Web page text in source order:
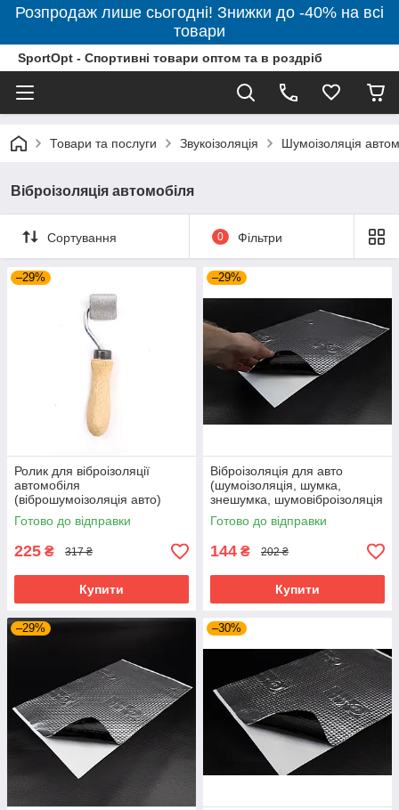
Розпродаж лише сьогодні! Знижки до -40% на всі
товари
SportOpt - Спортивні товари оптом та в роздріб
Товари та послуги Звукоізоляція Шумоізоляція
Віброізоляція автомобіля
Сортування 0 Фільтри
–29%
Ролик для віброізоляції
автомобіля
(віброшумоізоляція авто)
металевий ручка дерево
SoundProOFF (sp-0016)
Готово до відправки
225 ₴ 317 ₴
Купити
–29%
Віброізоляція для авто
(шумоізоляція, шумка,
знешумка, шумовіброізоляція
автомобіля) SoundProOFF
M3 (sp-0003)
Готово до відправки
144 ₴ 202 ₴
Купити
–29% –30%